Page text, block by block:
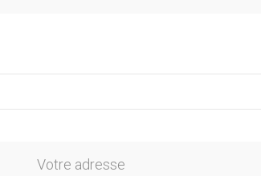
Votre adresse